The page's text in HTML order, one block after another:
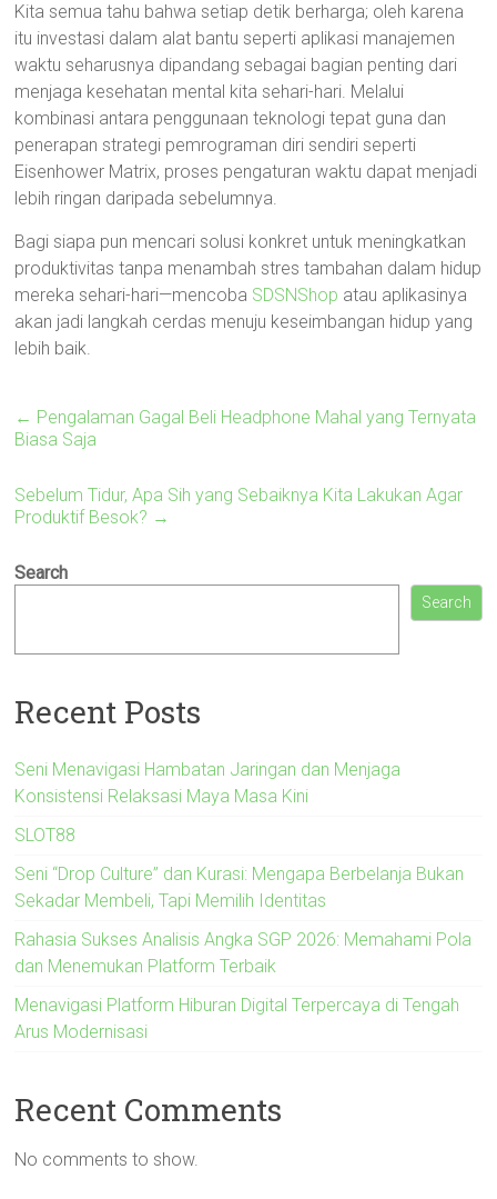
Kita semua tahu bahwa setiap detik berharga; oleh karena
itu investasi dalam alat bantu seperti aplikasi manajemen
waktu seharusnya dipandang sebagai bagian penting dari
menjaga kesehatan mental kita sehari-hari. Melalui
kombinasi antara penggunaan teknologi tepat guna dan
penerapan strategi pemrograman diri sendiri seperti
Eisenhower Matrix, proses pengaturan waktu dapat menjadi
lebih ringan daripada sebelumnya.
Bagi siapa pun mencari solusi konkret untuk meningkatkan
produktivitas tanpa menambah stres tambahan dalam hidup
mereka sehari-hari—mencoba SDSNShop atau aplikasinya
akan jadi langkah cerdas menuju keseimbangan hidup yang
lebih baik.
← Pengalaman Gagal Beli Headphone Mahal yang Ternyata
Biasa Saja
Sebelum Tidur, Apa Sih yang Sebaiknya Kita Lakukan Agar
Produktif Besok? →
Search
Search
Recent Posts
Seni Menavigasi Hambatan Jaringan dan Menjaga
Konsistensi Relaksasi Maya Masa Kini
SLOT88
Seni “Drop Culture” dan Kurasi: Mengapa Berbelanja Bukan
Sekadar Membeli, Tapi Memilih Identitas
Rahasia Sukses Analisis Angka SGP 2026: Memahami Pola
dan Menemukan Platform Terbaik
Menavigasi Platform Hiburan Digital Terpercaya di Tengah
Arus Modernisasi
Recent Comments
No comments to show.